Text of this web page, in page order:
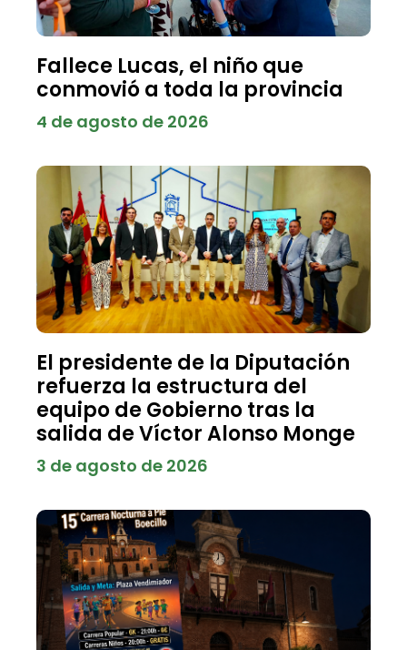
Fallece Lucas, el niño que
conmovió a toda la provincia
4 de agosto de 2026
El presidente de la Diputación
refuerza la estructura del
equipo de Gobierno tras la
salida de Víctor Alonso Monge
3 de agosto de 2026